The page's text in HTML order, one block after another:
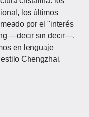
los últimos
por el "interés
—decir sin decir—.
en lenguaje
Chengzhai.